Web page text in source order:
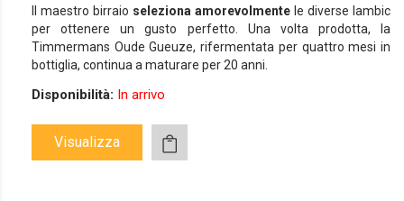
Il maestro birraio seleziona amorevolmente le diverse lambic
per ottenere un gusto perfetto. Una volta prodotta, la
Timmermans Oude Gueuze, rifermentata per quattro mesi in
bottiglia, continua a maturare per 20 anni.
Disponibilità: In arrivo
Visualizza